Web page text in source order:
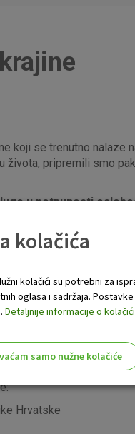
koji se trenutno
života, pripremili smo
u potpunosti
stranoj valuti
valutama
Hrvatske
kolačića
kolačići su potrebni za
oglasa i sadržaja.
Detaljnije informacije o
samo nužne kolačiće